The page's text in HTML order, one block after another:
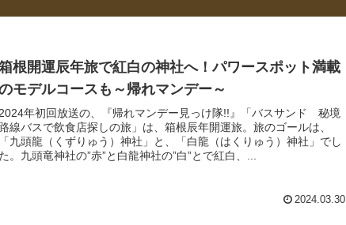
根開運辰年旅で紅白の神社へ！パワースポット満載
モデルコースも～帰れマンデー～
2024年初回放送の、『帰れマンデー見っけ隊!!』「バスサンド 秘境
路線バスで飲食店探しの旅」は、箱根辰年開運旅。旅のゴールは、
「九頭龍（くずりゅう）神社」と、「白龍（はくりゅう）神社」でし
た。九頭竜神社の”赤”と白龍神社の”白”とで紅白、...
2024.03.30